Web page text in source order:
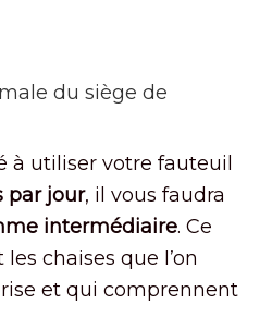
du siège de
à utiliser votre fauteuil
par jour, il vous faudra
intermédiaire. Ce
chaises que l’on
et qui comprennent